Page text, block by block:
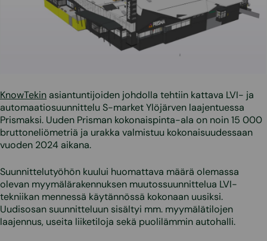
KnowTekin asiantuntijoiden johdolla tehtiin kattava LVI- ja
automaatiosuunnittelu S-market Ylöjärven laajentuessa
Prismaksi. Uuden Prisman kokonaispinta-ala on noin 15 000
bruttoneliömetriä ja urakka valmistuu kokonaisuudessaan
vuoden 2024 aikana.
Suunnittelutyöhön kuului huomattava määrä olemassa
olevan myymälärakennuksen muutossuunnittelua LVI-
tekniikan mennessä käytännössä kokonaan uusiksi.
Uudisosan suunnitteluun sisältyi mm. myymälätilojen
laajennus, useita liiketiloja sekä puolilämmin autohalli.